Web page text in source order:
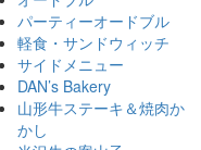
パーティーオードブル
軽食・サンドウィッチ
サイドメニュー
DAN’s Bakery
山形牛ステーキ＆焼肉か
かし